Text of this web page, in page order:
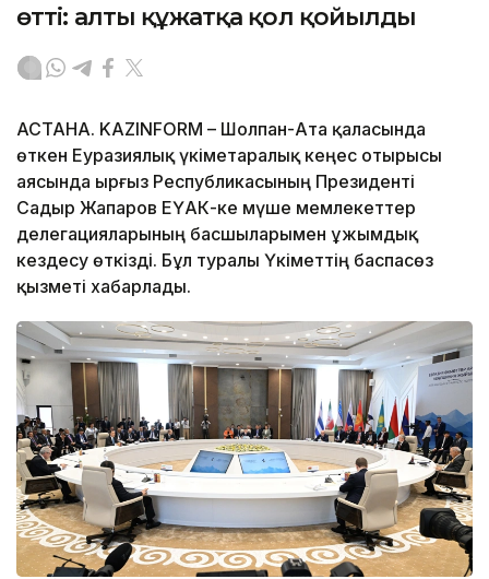
өтті: алты құжатқа қол қойылды
АСТАНА. KAZINFORM – Шолпан-Ата қаласында
өткен Еуразиялық үкіметаралық кеңес отырысы
аясында Қырғыз Республикасының Президенті
Садыр Жапаров ЕҮАК-ке мүше мемлекеттер
делегацияларының басшыларымен ұжымдық
кездесу өткізді. Бұл туралы Үкіметтің баспасөз
қызметі хабарлады.